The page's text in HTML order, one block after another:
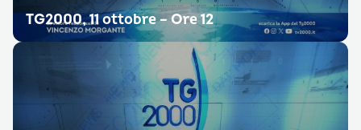
TG2000, 11 ottobre – Ore 12